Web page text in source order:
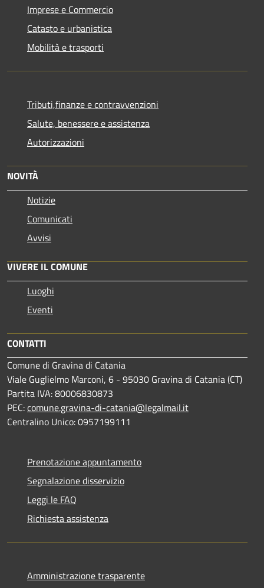
Imprese e Commercio
Catasto e urbanistica
Mobilità e trasporti
Tributi,finanze e contravvenzioni
Salute, benessere e assistenza
Autorizzazioni
NOVITÀ
Notizie
Comunicati
Avvisi
VIVERE IL COMUNE
Luoghi
Eventi
CONTATTI
Comune di Gravina di Catania
Viale Guglielmo Marconi, 6 - 95030 Gravina di Catania (CT)
Partita IVA: 80006830873
PEC:comune.gravina-di-catania@legalmail.it
Centralino Unico: 0957199111
Prenotazione appuntamento
Segnalazione disservizio
Leggi le FAQ
Richiesta assistenza
Amministrazione trasparente